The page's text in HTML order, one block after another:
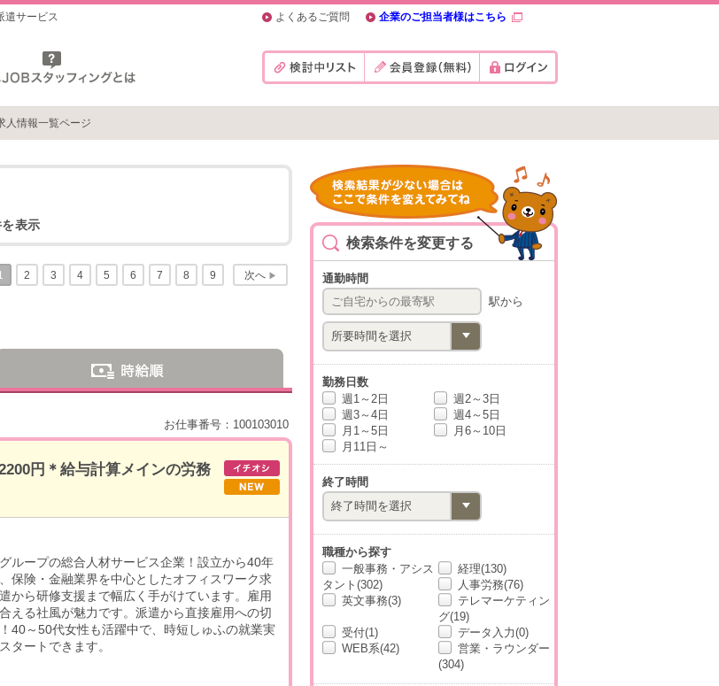
遣サービス よくあるご質問 企業のご担当者様はこちら
人情報一覧ページ
表示
2 3 4 5 6 7 8 9 次へ ▶
お仕事番号：100103010
円＊給与計算メインの労務
ループの総合人材サービス企業！設立から40年
保険・金融業界を中心としたオフィスワーク求
から研修支援まで幅広く手がけています。雇用
える社風が魅力です。派遣から直接雇用への切
40～50代女性も活躍中で、時短しゅふの就業実
タートできます。
検索条件を変更する
通勤時間
駅から
勤務日数
週1～2日
週2～3日
週3～4日
週4～5日
月1～5日
月6～10日
月11日～
終了時間
職種から探す
一般事務・アシス
タント(302)
経理(130)
人事労務(76)
英文事務(3)
テレマーケティン
グ(19)
受付(1)
データ入力(0)
WEB系(42)
営業・ラウンダー
(304)